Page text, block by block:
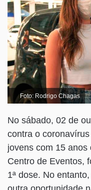
Foto: Rodrigo Chagas
No sábado, 02 de
contra o
jovens com 15
Centro de Eventos,
1ª dose. No